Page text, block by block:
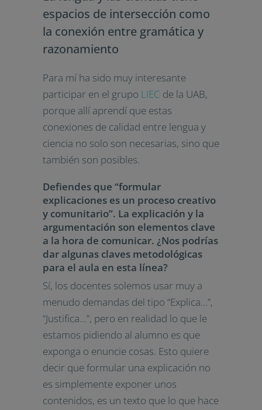
espacios de intersección como
la conexión entre gramática y
razonamiento
Para mí ha sido muy interesante
participar en el grupo LIEC de la UAB,
porque allí aprendí que estas
conexiones de calidad entre lengua y
ciencia no solo son necesarias, sino que
también son posibles.
Defiendes que “formular
explicaciones es un proceso creativo
y comunitario”. La explicación y la
argumentación son elementos clave
a la hora de comunicar. ¿Nos podrías
dar algunas claves metodológicas
para el aula en esta línea?
Sí, los docentes solemos usar muy a
menudo demandas del tipo “Explica…”,
“Justifica…”, pero en realidad lo que le
estamos pidiendo al alumno es que
exponga o enuncie cosas. Esto quiere
decir que formular una explicación no
es simplemente exponer unos
contenidos, es un texto que lo que hace